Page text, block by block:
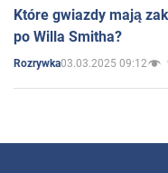
Które gwiazdy mają
po Willa Smitha?
Rozrywka03.03.2025 09:12